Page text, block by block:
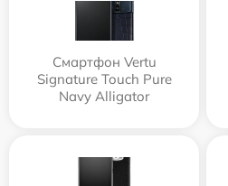
Смартфон Vertu
Signature Touch Pure
Navy Alligator